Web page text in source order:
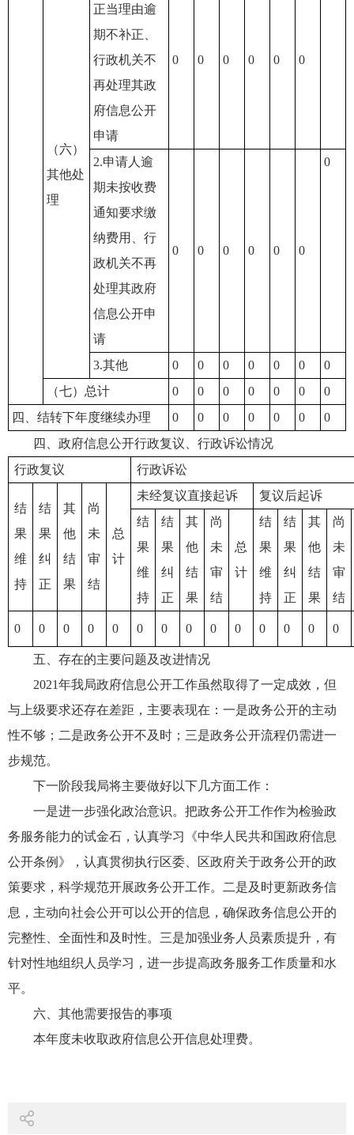
（六）
其他处
理
正当理由逾
期不补正、
行政机关不
再处理其政
府信息公开
申请
0 0 0 0 0 0
2.申请人逾
期未按收费
通知要求缴
纳费用、行
政机关不再
处理其政府
信息公开申
请
0 0 0 0 0 0
0
3.其他 0 0 0 0 0 0
0
（七）总计
0 0 0 0 0 0
0
四、结转下年度继续办理
0 0 0 0 0 0
0
四、政府信息公开行政复议、行政诉讼情况
行政复议
行政诉讼
结
果
维
持
结
果
纠
正
其
他
结
果
尚
未
审
结
总
计
未经复议直接起诉
复议后起诉
结
果
维
持
结
果
纠
正
其
他
结
果
尚
未
审
结
总
计
结
果
维
持
结
果
纠
正
其
他
结
果
尚
未
审
结
0 0 0 0 0 0 0 0 0 0 0 0 0 0
五、存在的主要问题及改进情况
2021年我局政府信息公开工作虽然取得了一定成效，但
与上级要求还存在差距，主要表现在：一是政务公开的主动
性不够；二是政务公开不及时；三是政务公开流程仍需进一
步规范。
下一阶段我局将主要做好以下几方面工作：
一是进一步强化政治意识。把政务公开工作作为检验政
务服务能力的试金石，认真学习《中华人民共和国政府信息
公开条例》，认真贯彻执行区委、区政府关于政务公开的政
策要求，科学规范开展政务公开工作。二是及时更新政务信
息，主动向社会公开可以公开的信息，确保政务信息公开的
完整性、全面性和及时性。三是加强业务人员素质提升，有
针对性地组织人员学习，进一步提高政务服务工作质量和水
平。
六、其他需要报告的事项
本年度未收取政府信息公开信息处理费。